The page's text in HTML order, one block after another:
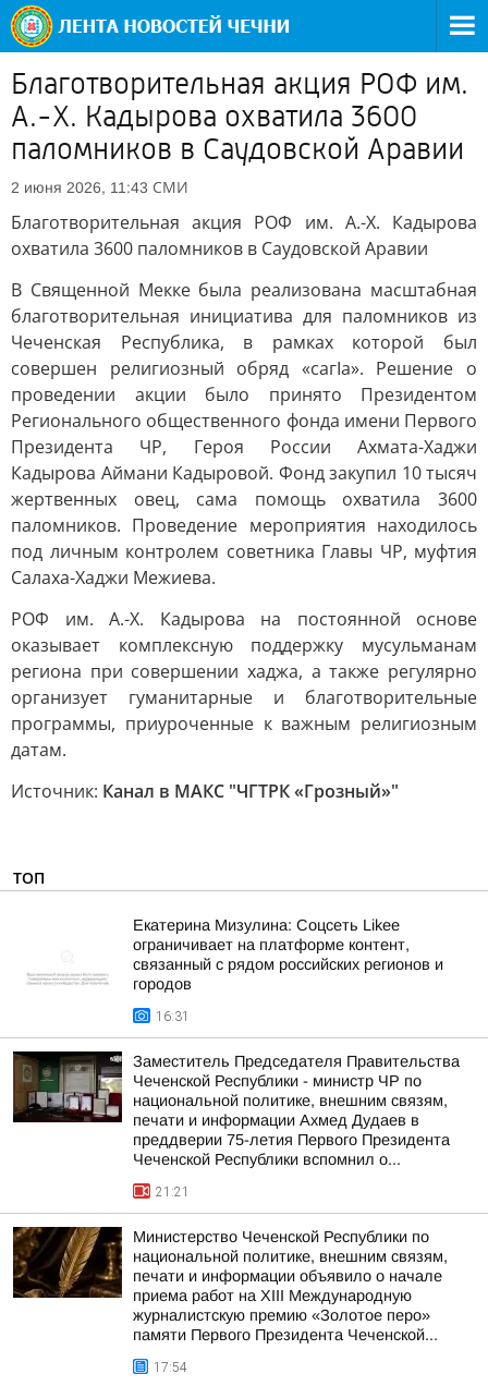
Благотворительная акция РОФ им.
А.-Х. Кадырова охватила 3600
паломников в Саудовской Аравии
2 июня 2026, 11:43 СМИ
Благотворительная акция РОФ им. А.-Х. Кадырова
охватила 3600 паломников в Саудовской Аравии
В Священной Мекке была реализована масштабная
благотворительная инициатива для паломников из
Чеченская Республика, в рамках которой был
совершен религиозный обряд «сагIа». Решение о
проведении акции было принято Президентом
Регионального общественного фонда имени Первого
Президента ЧР, Героя России Ахмата-Хаджи
Кадырова Аймани Кадыровой. Фонд закупил 10 тысяч
жертвенных овец, сама помощь охватила 3600
паломников. Проведение мероприятия находилось
под личным контролем советника Главы ЧР, муфтия
Салаха-Хаджи Межиева.
РОФ им. А.-Х. Кадырова на постоянной основе
оказывает комплексную поддержку мусульманам
региона при совершении хаджа, а также регулярно
организует гуманитарные и благотворительные
программы, приуроченные к важным религиозным
датам.
Источник: Канал в МАКС "ЧГТРК «Грозный»"
ТОП
Екатерина Мизулина: Соцсеть Likee
ограничивает на платформе контент,
связанный с рядом российских регионов и
городов
16:31
Заместитель Председателя Правительства
Чеченской Республики - министр ЧР по
национальной политике, внешним связям,
печати и информации Ахмед Дудаев в
преддверии 75-летия Первого Президента
Чеченской Республики вспомнил о...
21:21
Министерство Чеченской Республики по
национальной политике, внешним связям,
печати и информации объявило о начале
приема работ на XIII Международную
журналистскую премию «Золотое перо»
памяти Первого Президента Чеченской...
17:54